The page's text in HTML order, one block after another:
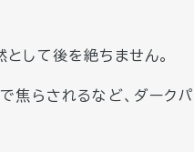
して後を絶ちません。
焦らされるなど、ダーク